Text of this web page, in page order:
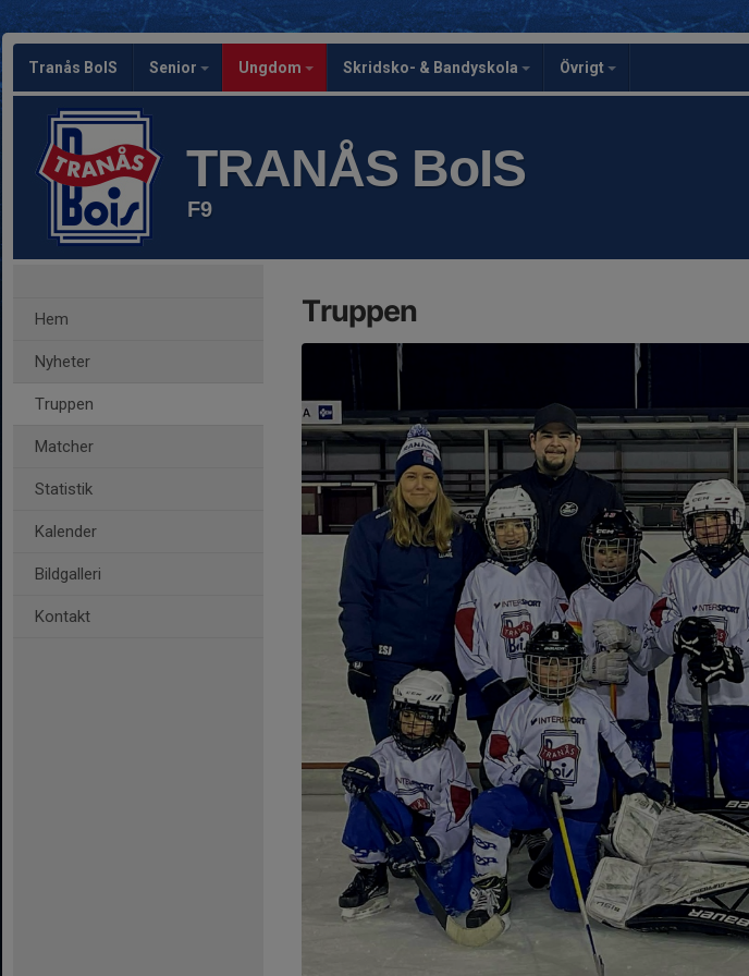
Tranås BoIS Senior Ungdom Skridsko- & Bandyskola Övrigt
TRANÅS BoIS
F9
Hem
Nyheter
Truppen
Matcher
Statistik
Kalender
Bildgalleri
Kontakt
Truppen